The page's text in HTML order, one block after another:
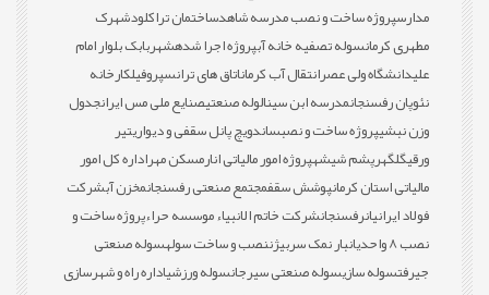
مدارسپروژه ساخت و نصب مدرسه شاهدساختمان تراکلودشهرک
مطهری کرمانسوله تصفیه خانه آبپروژه اجرا شدهشهربابک بلوار امام
علیدانشگاه ولی عصرانتقال آب کرماناتاق های ترانسپروفیلکارخانه
نئوپان رفسنجانمدرسه ابن سینالوله صنعتیصنایع ملی مس ایرانجدول
وزن نبشیپروژه ساخت و نصبساندویچ پانل سقفی و دیواریتیر
ورقیگلگهرپشم شیشهپروژه امور مالیاتی انارمسکن مهراداره کل امور
مالیاتی استان کرمانپوشش سقفمجتمع صنعتی رفسنجانمخزن آبشرکت
فولاد ایرانیانرفسنجانشرکت خاتم الانبیاء موسسه حراءپروژه ساخت و
نصب 8 واحدی
انبار نمک سربیژننصب و ساخت سولهسوله صنعتی
جیرفتسوله سازیسوله صنعتی سیرجانسوله ورزشیاداره راه و شهرسازی